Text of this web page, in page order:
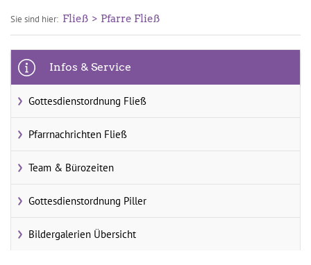
Sie sind hier: Fließ Pfarre Fließ
Infos & Service
Gottesdienstordnung Fließ
Pfarrnachrichten Fließ
Team & Bürozeiten
Gottesdienstordnung Piller
Bildergalerien Übersicht